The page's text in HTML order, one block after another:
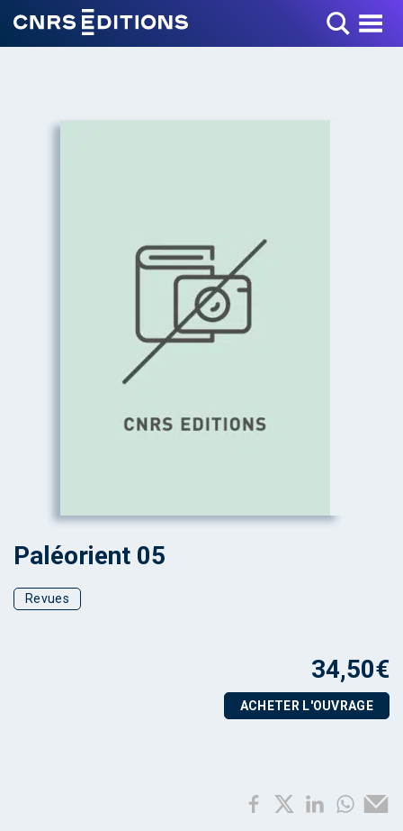
Toggle Menu
Paléorient 05
Revues
34,50€
ACHETER L'OUVRAGE